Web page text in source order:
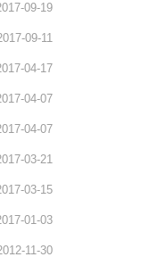
09-19
09-11
04-17
04-07
04-07
03-21
03-15
01-03
11-30